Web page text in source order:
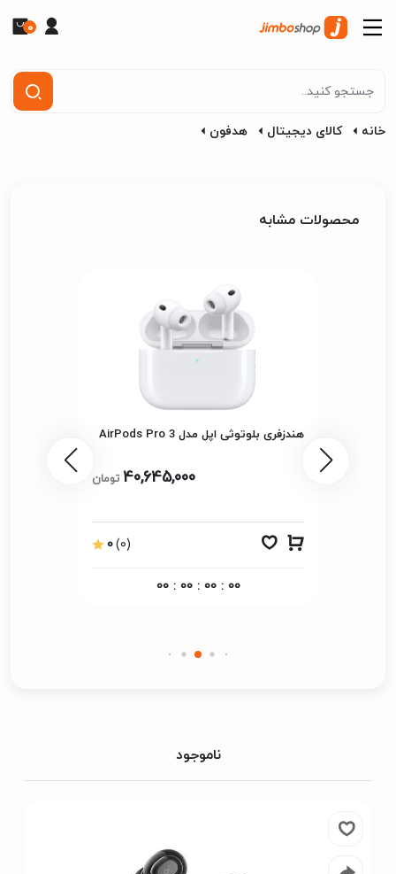
0
خانه کالای دیجیتال هدفون
محصولات مشابه
هندزفری بلوتوثی اپل مدل AirPods Pro 3
40,645,000تومان
0(0)
00 : 00 : 00 : 00
ناموجود